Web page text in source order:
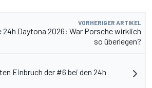
VORHERIGER ARTIKEL
24h Daytona 2026: War Porsche wirklich
so überlegen?
Einbruch der #6 bei den 24h